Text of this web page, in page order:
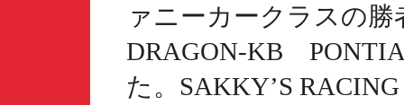
ァニーカークラスの
DRAGON-KB
た。SAKKY’S